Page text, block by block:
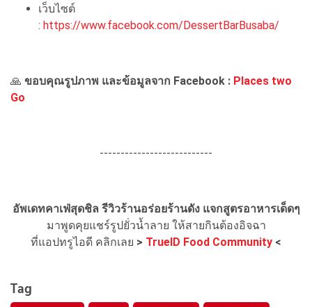
เว็บไซต์
: https://www.facebook.com/DessertBarBusaba/
🙏 ขอบคุณรูปภาพ และข้อมูลจาก Facebook : Places two
Go
---------------------------
อัพเดทคาเฟ่สุดชิล รีวิวร้านอร่อยร้านดัง แจกสูตรอาหารเด็ดๆ
มาพูดคุยแชร์รูปยั่วน้ำลาย ให้สายกินต้องอิจฉา
ที่แอปทรูไอดี คลิกเลย > TrueID Food Community <
Tag